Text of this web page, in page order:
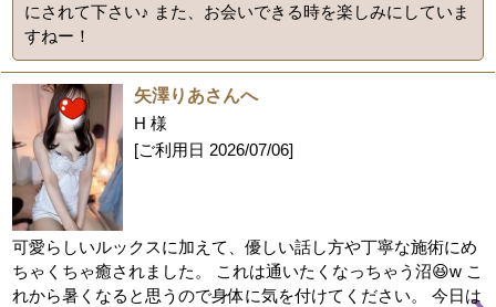
にされて下さい♪ また、お会いできる時を楽しみにしていま
すねー！
矢澤りあさんへ
H 様
[ご利用日 2026/07/06]
可愛らしいルックスに加えて、優しい話し方や丁寧な施術にめ
ちゃくちゃ癒されました。 これは通いたくなっちゃう沼😆w こ
れから暑くなると思うので身体に気を付けてください。 今日は